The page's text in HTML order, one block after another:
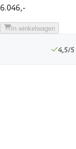
Veranda
Afmetingen deur
6.046,-
In winkelwagen
4,5/5